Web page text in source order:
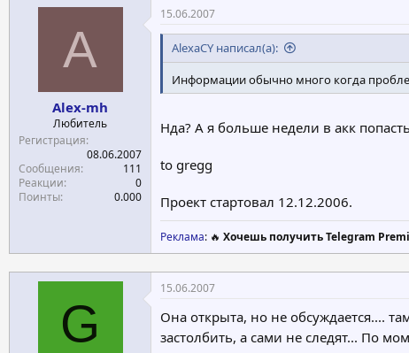
A
Alex-mh
Любитель
Регистрация
08.06.2007
Сообщения
111
Реакции
0
Поинты
0.000
15.06.2007
AlexaCY написал(а):
Информации обычно много когда
Нда? А я больше недели в акк
to gregg
Проект стартовал 12.12.2006.
Реклама: 🔥 Хочешь получить Telegram
G
15.06.2007
Она открыта, но не обсуждается....
застолбить, а сами не следят... По